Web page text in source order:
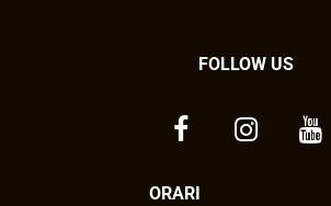
FOLLOW US
ORARI